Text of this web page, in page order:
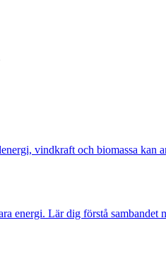
vindkraft och biomassa kan
energi. Lär dig förstå